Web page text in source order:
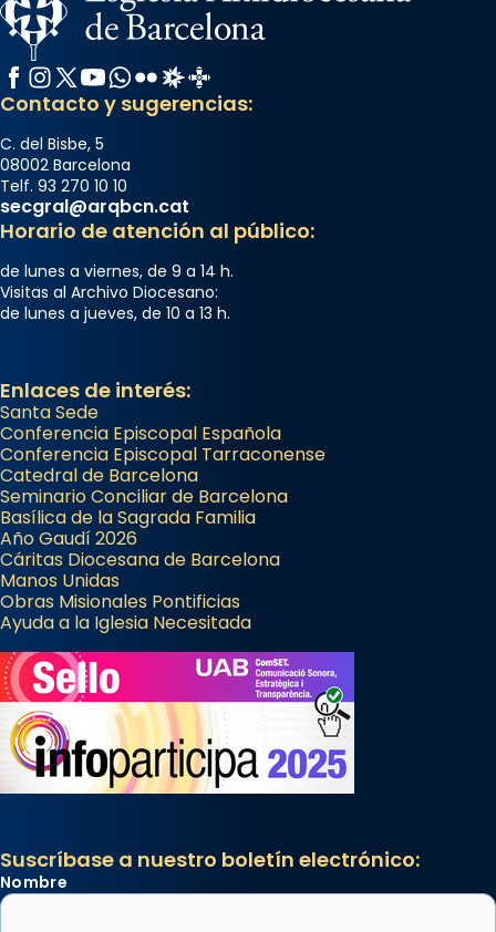
Facebook
Instagram
X / Twitter
YouTube
WhatsApp
FlickrRadio Estel
Catalunya Cristiana
Contacto y sugerencias:
C. del Bisbe, 5
08002 Barcelona
Telf. 93 270 10 10
secgral@arqbcn.cat
Horario de atención al público:
de lunes a viernes, de 9 a 14 h.
Visitas al Archivo Diocesano:
de lunes a jueves, de 10 a 13 h.
Enlaces de interés:
Santa Sede
Conferencia Episcopal Española
Conferencia Episcopal Tarraconense
Catedral de Barcelona
Seminario Conciliar de Barcelona
Basílica de la Sagrada Familia
Año Gaudí 2026
Cáritas Diocesana de Barcelona
Manos Unidas
Obras Misionales Pontificias
Ayuda a la Iglesia Necesitada
Suscríbase a nuestro boletín electrónico:
Nombre